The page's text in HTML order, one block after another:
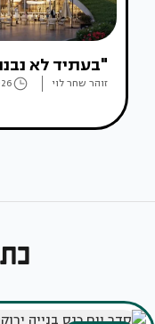
"בעתיד לא
זוהר שחר לוי